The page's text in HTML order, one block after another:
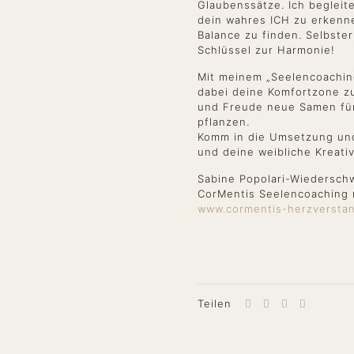
Glaubenssätze. Ich
dein wahres ICH zu
Balance zu finden.
Schlüssel zur Harmonie!
Mit meinem
dabei deine Komfortzone
und Freude neue Samen
pflanzen.
Komm in die Umsetzung
und deine weibliche
Sabine Popolari-
CorMentis
www.cormentis-
Teilen